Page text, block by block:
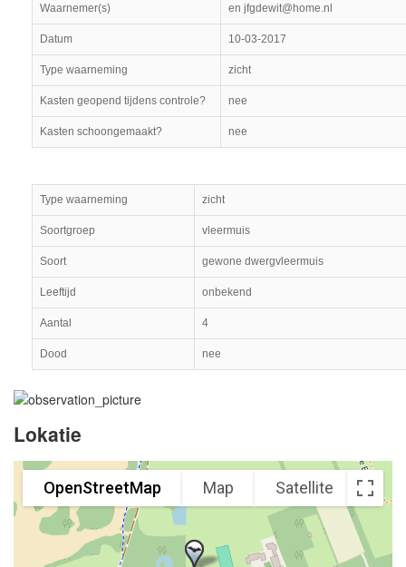
Waarnemer(s) en jfgdewit@home.nl
Datum 10-03-2017
Type waarneming zicht
Kasten geopend tijdens controle? nee
Kasten schoongemaakt? nee
Type waarneming zicht
Soortgroep vleermuis
Soort gewone dwergvleermuis
Leeftijd onbekend
Aantal 4
Dood nee
Lokatie
OpenStreetMap Map Satellite